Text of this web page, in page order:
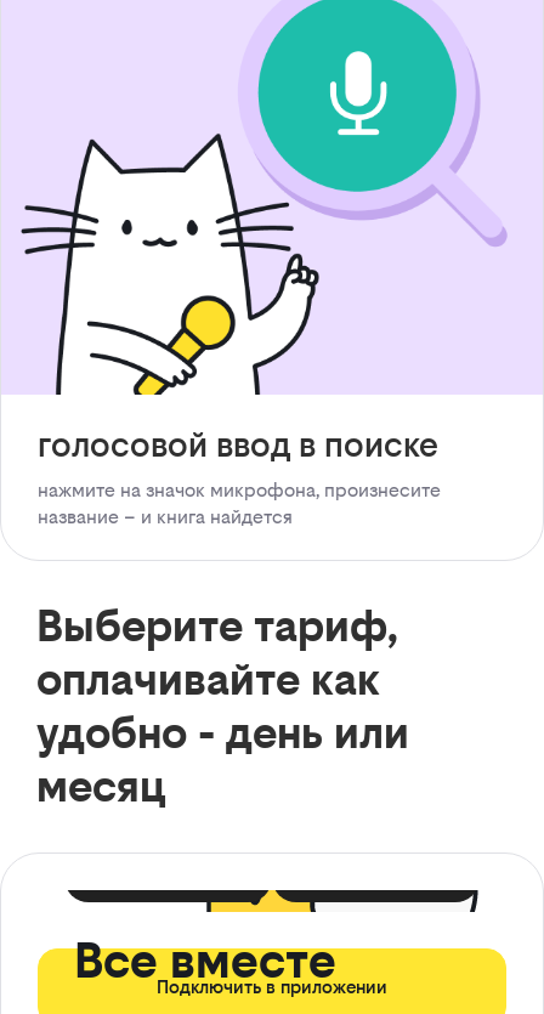
голосовой ввод в поиске
нажмите на значок микрофона, произнесите
название – и книга найдется
Выберите тариф,
оплачивайте как
удобно - день или
месяц
Все вместе
Подключить в приложении